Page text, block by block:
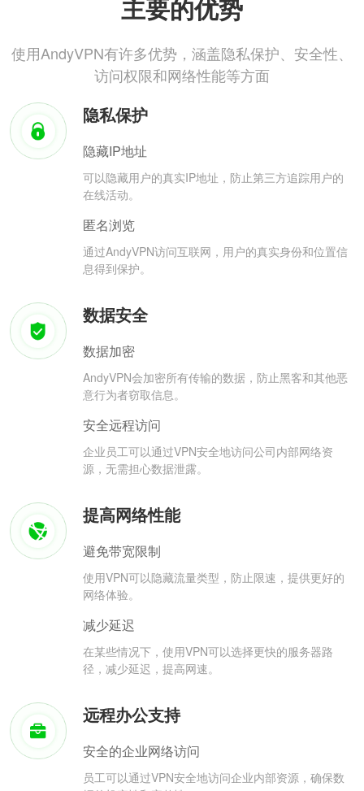
主要的优势
使用AndyVPN有许多优势，涵盖隐私保护、安全性、
访问权限和网络性能等方面
隐私保护
隐藏IP地址
可以隐藏用户的真实IP地址，防止第三方追踪用户的
在线活动。
匿名浏览
通过AndyVPN访问互联网，用户的真实身份和位置信
息得到保护。
数据安全
数据加密
AndyVPN会加密所有传输的数据，防止黑客和其他恶
意行为者窃取信息。
安全远程访问
企业员工可以通过VPN安全地访问公司内部网络资
源，无需担心数据泄露。
提高网络性能
避免带宽限制
使用VPN可以隐藏流量类型，防止限速，提供更好的
网络体验。
减少延迟
在某些情况下，使用VPN可以选择更快的服务器路
径，减少延迟，提高网速。
远程办公支持
安全的企业网络访问
员工可以通过VPN安全地访问企业内部资源，确保数